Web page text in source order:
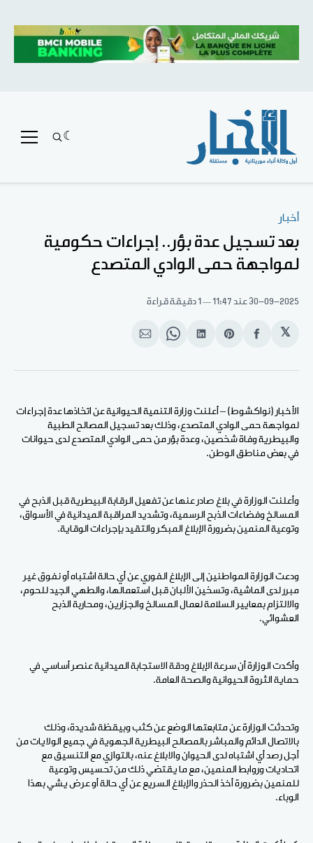
أخبار
بعد تسجيل عدة بؤر.. إجراءات حكومية
لمواجهة حمى الوادي المتصدع
30-09-2025 عند 11:47 1 دقيقة قراءة
𝕏
انشر
الفيسبوك
Share
Pinterest
انشر
لينكد
Share
WhatsApp
انشر
الإيميل
الأخبار (نواكشوط) – أعلنت وزارة التنمية الحيوانية عن اتخاذها عدة إجراءات
لمواجهة حمى الوادي المتصدع، وذلك بعد تسجيل المصالح الطبية
والبيطرية وفاة شخصين، وعدة بؤر من حمى الوادي المتصدع لدى حيوانات
في بعض مناطق الوطن.
وأعلنت الوزارة في بلاغ صادر عنها عن تفعيل الرقابة البيطرية قبل الذبح في
المسالخ وفضاءات الذبح الرسمية، وتشديد المراقبة الميدانية في الأسواق،
وتوعية المنمين بضرورة الإبلاغ المبكر والتقيد بإجراءات الوقاية.
ودعت الوزارة المواطنين إلى الإبلاغ الفوري عن أي حالة اشتباه أو نفوق غير
مبرر لدى الماشية، وتسخين الألبان قبل استعمالها، والطهي الجيد للحوم،
والالتزام بمعايير السلامة لعمال المسالخ والجزارين، ومحاربة الذبح
العشوائي.
وأكدت الوزارة أن سرعة الإبلاغ ودقة الاستجابة الميدانية عنصر أساسي في
حماية الثروة الحيوانية والصحة العامة.
وتحدثت الوزارة عن متابعتها الوضع عن كثب وبيقظة شديدة، وذلك
بالاتصال الدائم والمباشر بالمصالح البيطرية الجهوية في جميع الولايات من
أجل رصد أي اشتباه لدى الحيوان والابلاغ عنه، بالتوازي مع التنسيق مع
اتحاديات وروابط المنمين، مع ما يقتضي ذلك من تحسيس وتوعية
للمنمين بضرورة أخذ الحذر والإبلاغ السريع عن أي حالة أو عرض يشي بهذا
الوباء.